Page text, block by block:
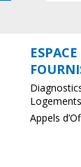
ESPACE
Logements
Appels